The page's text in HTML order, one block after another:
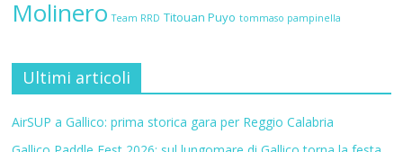
Molinero Team RRD Titouan Puyo tommaso pampinella
Ultimi articoli
AirSUP a Gallico: prima storica gara per Reggio Calabria